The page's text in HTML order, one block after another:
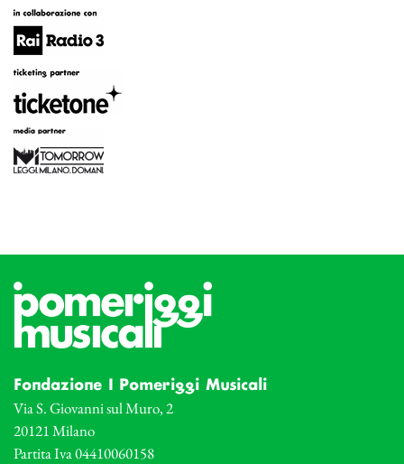
Fondazione I Pomeriggi Musicali
Via S. Giovanni sul Muro, 2
20121 Milano
Partita Iva 04410060158